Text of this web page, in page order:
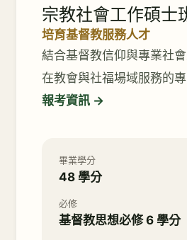
宗教社會工作碩士
培育基督教服務人才
結合基督教信仰與專業社
在教會與社福場域服務的專
報考資訊 →
畢業學分
48 學分
必修
基督教思想必修 6 學分